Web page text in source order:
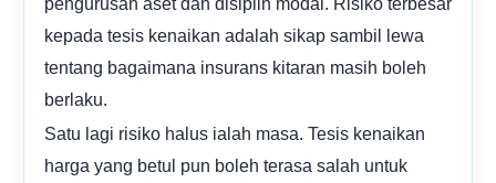
kepada tesis kenaikan adalah sikap sambil lewa
tentang bagaimana insurans kitaran masih boleh
berlaku.
Satu lagi risiko halus ialah masa. Tesis kenaikan
harga yang betul pun boleh terasa salah untuk